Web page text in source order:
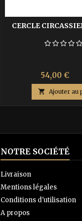
CERCLE
Prix
54,00 €
 Ajouter au
NOTRE SOCIÉTÉ
Livraison
Mentions légales
Conditions d'utilisation
A propos